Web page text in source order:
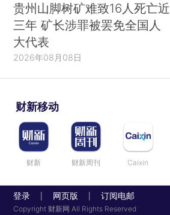
贵州山脚树矿难致16人死亡近
三年 矿长涉罪被罢免全国人
大代表
2026年08月08日
财新移动
财新 财新周刊 Caixin
登录 网页版 订阅电邮
Copyright 财新网 All Rights Reserved